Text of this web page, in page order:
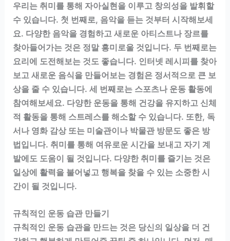
우리는 취미를 통해 자아실현을 이루고 창의성을 발휘할
수 있습니다. 첫 번째로, 음악을 듣는 것부터 시작해보세
요. 다양한 음악을 경험하고 새로운 아티스트나 장르를
찾아들어가는 것은 정말 흥미로울 것입니다. 두 번째로는
요리에 도전해보는 것도 좋습니다. 인터넷 레시피를 찾아
보고 새로운 음식을 만들어보는 경험은 정서적으로 큰 보
상을 줄 수 있습니다. 세 번째로는 스포츠나 운동 활동에
참여해보세요. 다양한 운동을 통해 건강을 유지하고 신체
적 활동을 통해 스트레스를 해소할 수 있습니다. 또한, 독
서나 영화 감상 또는 미술관이나 박물관 방문도 좋은 방
법입니다. 취미를 통해 여유로운 시간을 보내고 자기 계
발에도 도움이 될 것입니다. 다양한 취미를 즐기는 것은
일상에 활력을 불어넣고 행복을 찾을 수 있는 소중한 시
간이 될 것입니다.
규칙적인 운동 습관 만들기
규칙적인 운동 습관을 만드는 것은 당신의 일상을 더 건